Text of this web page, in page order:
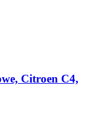
Citroen C4,